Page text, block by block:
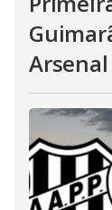
Arsenal